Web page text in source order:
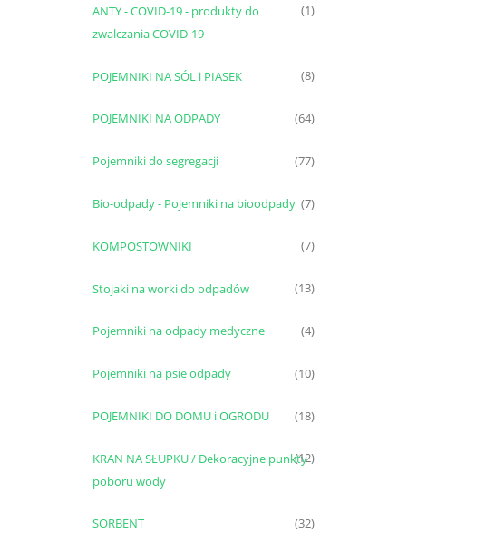
ANTY - COVID-19 - produkty do
zwalczania COVID-19
(1)
POJEMNIKI NA SÓL i PIASEK (8)
POJEMNIKI NA ODPADY (64)
Pojemniki do segregacji (77)
Bio-odpady - Pojemniki na bioodpady (7)
KOMPOSTOWNIKI (7)
Stojaki na worki do odpadów (13)
Pojemniki na odpady medyczne (4)
Pojemniki na psie odpady (10)
POJEMNIKI DO DOMU i OGRODU (18)
KRAN NA SŁUPKU / Dekoracyjne punkty
poboru wody
(12)
SORBENT (32)